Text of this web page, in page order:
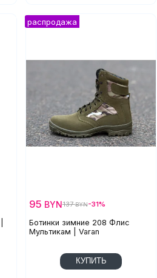
Ботинки зимние 208 Флис
Мультикам | Varan
95 BYN137BYN-31%
КУПИТЬ